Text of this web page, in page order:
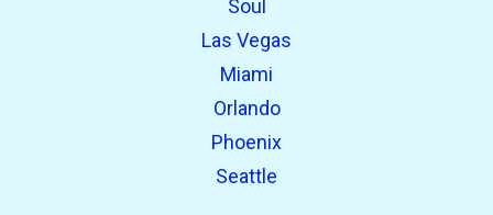
Soul
Las Vegas
Miami
Orlando
Phoenix
Seattle